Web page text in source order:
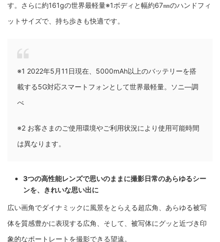
す。さらに約161gの世界最軽量※1ボディと幅約67㎜のハンドフィ
ットサイズで、持ち歩きも快適です。
※1 2022年5月11日現在、5000mAh以上のバッテリーを搭
載する5G対応スマートフォンとして世界最軽量。ソニ―調
べ
※2 お客さまのご使用環境やご利用状況により使用可能時間
は異なります。
3つの高性能レンズで思いのままに撮影日常のあらゆるシー
ンを、きれいな思い出に
広い画角でダイナミックに風景をとらえる超広角、あらゆる被写
体を質感豊かに表現する広角、そして、被写体にグッと近づき印
象的なポートレートを撮影できる望遠。